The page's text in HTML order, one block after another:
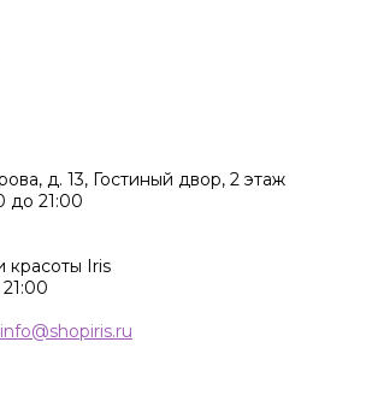
д. 13, Гостиный двор, 2 этаж
до 21:00
красоты Iris
info@shopiris.ru